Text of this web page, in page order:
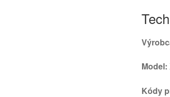
Model:
Kódy